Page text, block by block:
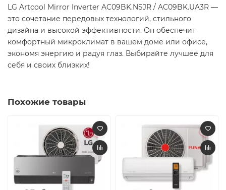
LG Artcool Mirror Inverter AC09BK.NSJR / AC09BK.UA3R —
это сочетание передовых технологий, стильного
дизайна и высокой эффективности. Он обеспечит
комфортный микроклимат в вашем доме или офисе,
экономя энергию и радуя глаз. Выбирайте лучшее для
себя и своих близких!​
Похожие товары